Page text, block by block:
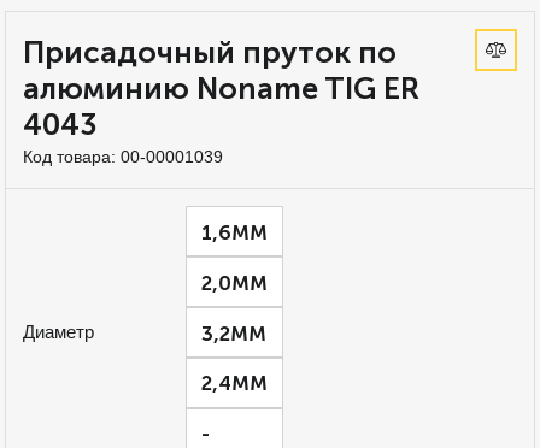
Присадочный пруток по
алюминию Noname TIG ER
4043
Код товара: 00-00001039
Диаметр
1,6ММ
2,0ММ
3,2ММ
2,4ММ
-